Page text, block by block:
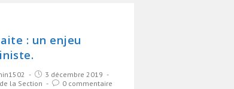
: un enjeu
3 décembre 2019
la Section
0 commentaire